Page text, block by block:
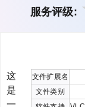
服务评级:
文件扩展名
文件类别
这
是
一